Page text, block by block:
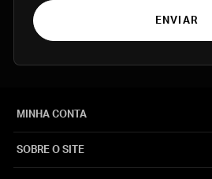
ENVIAR
MINHA CONTA
SOBRE O SITE